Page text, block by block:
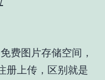
费图片存储空间，
册上传，区别就是